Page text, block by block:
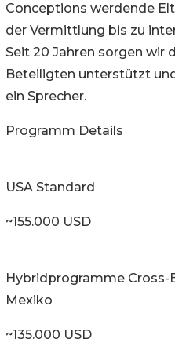
Conceptions werdende
der Vermittlung bis zu
Seit 20 Jahren sorgen wir
Beteiligten unterstützt
ein Sprecher.
Programm Details
USA Standard
~155.000 USD
Hybridprogramme Cross-
Mexiko
~135.000 USD